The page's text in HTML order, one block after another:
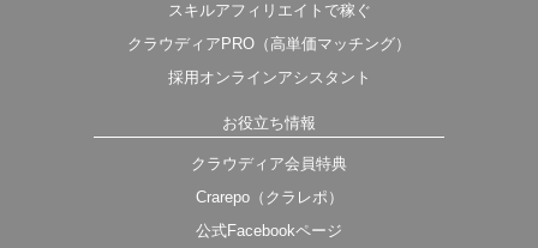
スキルアフィリエイトで稼ぐ
クラウディアPRO（高単価マッチング）
採用オンラインアシスタント
お役立ち情報
クラウディア会員特典
Crarepo（クラレポ）
公式Facebookページ